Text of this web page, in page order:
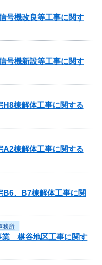
号機改良等工事に関す
号機新設等工事に関す
H8棟解体工事に関する
A2棟解体工事に関する
B6、B7棟解体工事に関
務所
業 椹谷地区工事に関す